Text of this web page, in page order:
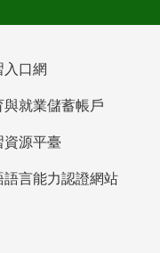
入口網
與就業儲蓄帳戶
資源平臺
語言能力認證網站